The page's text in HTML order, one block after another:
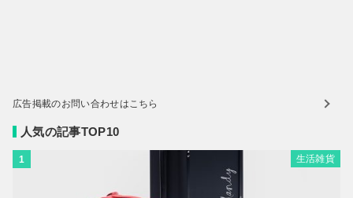
広告掲載のお問い合わせはこちら
人気の記事TOP10
1 生活雑貨